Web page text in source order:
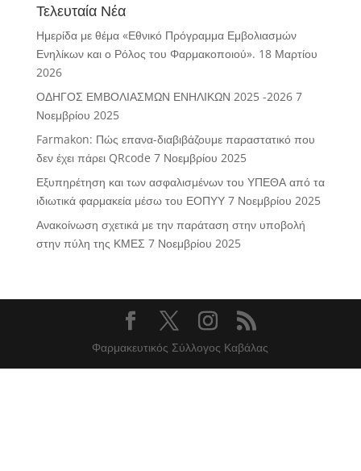
Τελευταία Νέα
Ημερίδα με θέμα «Εθνικό Πρόγραμμα Εμβολιασμών
Ενηλίκων και ο Ρόλος του Φαρμακοποιού». 18 Μαρτίου
2026
ΟΔΗΓΟΣ ΕΜΒΟΛΙΑΣΜΩΝ ΕΝΗΛΙΚΩΝ 2025 -2026 7
Νοεμβρίου 2025
Farmakon: Πώς επανα-διαβιβάζουμε παραστατικό που
δεν έχει πάρει QRcode 7 Νοεμβρίου 2025
Εξυπηρέτηση και των ασφαλισμένων του ΥΠΕΘΑ από τα
ιδιωτικά φαρμακεία μέσω του ΕΟΠΥΥ 7 Νοεμβρίου 2025
Ανακοίνωση σχετικά με την παράταση στην υποβολή
στην πύλη της ΚΜΕΣ 7 Νοεμβρίου 2025
Φαρμακευτικός Σύλλογος Καβάλας